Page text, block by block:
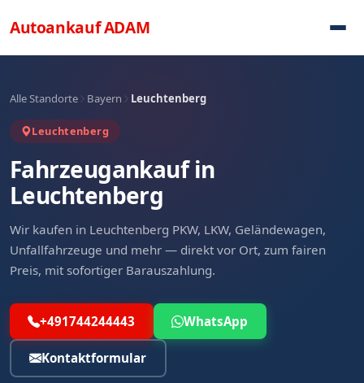
AutoankaufADAM
Alle Standorte Bayern Leuchtenberg
Leuchtenberg
Fahrzeugankauf in
Leuchtenberg
Wir kaufen in Leuchtenberg PKW, LKW, Geländewagen,
Unfallfahrzeuge und mehr — direkt vor Ort, zum fairen
Preis, mit sofortiger Barauszahlung.
+491744244443 WhatsApp
Kontaktformular